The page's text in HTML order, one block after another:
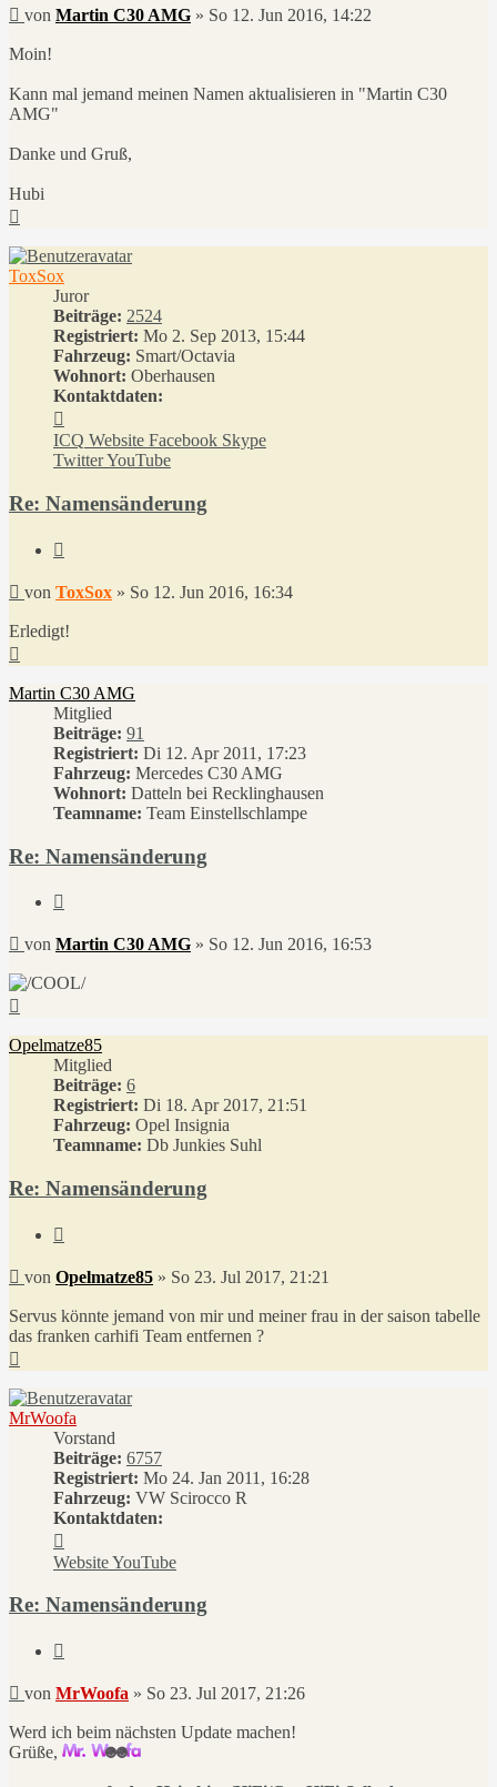
Beitrag
von Martin C30 AMG » So 12. Jun 2016, 14:22
Moin!
Kann mal jemand meinen Namen aktualisieren in "Martin C30
AMG"
Danke und Gruß,
Hubi
ToxSox
Juror
Beiträge: 2524
Registriert: Mo 2. Sep 2013, 15:44
Fahrzeug: Smart/Octavia
Wohnort: Oberhausen
Kontaktdaten:
von
ToxSox
ICQ Website Facebook Skype
TwitterYouTube
Re: Namensänderung
Beitrag
von ToxSox » So 12. Jun 2016, 16:34
Erledigt!
oben
Martin C30 AMG
Mitglied
Beiträge: 91
Registriert: Di 12. Apr 2011, 17:23
Fahrzeug: Mercedes C30 AMG
Wohnort: Datteln bei Recklinghausen
Teamname: Team Einstellschlampe
Re: Namensänderung
Beitrag
von Martin C30 AMG » So 12. Jun 2016, 16:53
Opelmatze85
Mitglied
Beiträge: 6
Registriert: Di 18. Apr 2017, 21:51
Fahrzeug: Opel Insignia
Teamname: Db Junkies Suhl
Re: Namensänderung
Beitrag
von Opelmatze85 » So 23. Jul 2017, 21:21
Servus könnte jemand von mir und meiner frau in der saison tabelle
das franken carhifi Team entfernen ?
oben
MrWoofa
Vorstand
Beiträge: 6757
Registriert: Mo 24. Jan 2011, 16:28
Fahrzeug: VW Scirocco R
Kontaktdaten:
von
MrWoofa
WebsiteYouTube
Re: Namensänderung
Beitrag
von MrWoofa » So 23. Jul 2017, 21:26
Werd ich beim nächsten Update machen!
Grüße,